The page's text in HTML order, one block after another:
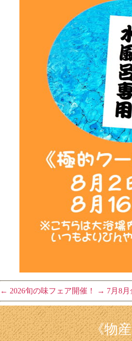
← 2026旬の味フェア開催！ → 7月8
《物